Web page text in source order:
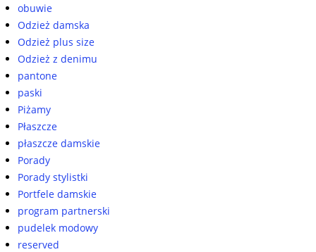
obuwie
Odzież damska
Odzież plus size
Odzież z denimu
pantone
paski
Piżamy
Płaszcze
płaszcze damskie
Porady
Porady stylistki
Portfele damskie
program partnerski
pudelek modowy
reserved